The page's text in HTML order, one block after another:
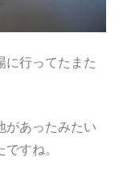
に行ってたまた
があったみたい
すね。